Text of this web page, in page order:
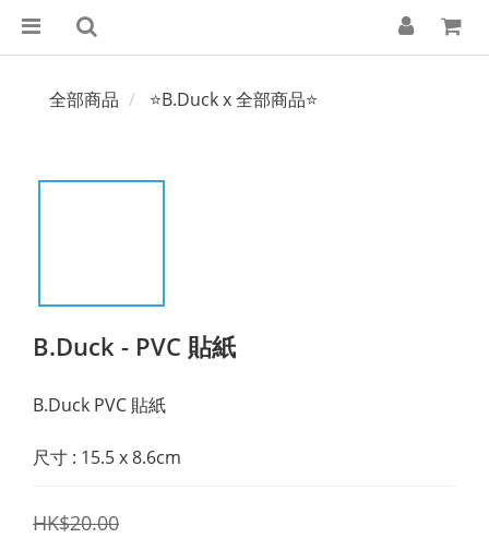
全部商品 ⭐B.Duck x 全部商品⭐
B.Duck - PVC 貼紙
B.Duck PVC 貼紙
尺寸 : 15.5 x 8.6cm
HK$20.00